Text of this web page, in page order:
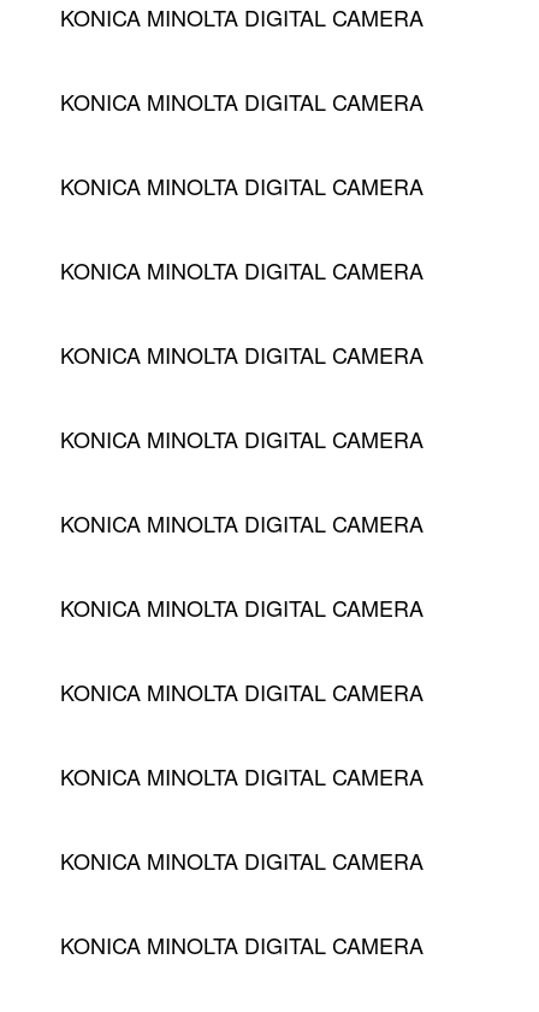
KONICA MINOLTA DIGITAL CAMERA
KONICA MINOLTA DIGITAL CAMERA
KONICA MINOLTA DIGITAL CAMERA
KONICA MINOLTA DIGITAL CAMERA
KONICA MINOLTA DIGITAL CAMERA
KONICA MINOLTA DIGITAL CAMERA
KONICA MINOLTA DIGITAL CAMERA
KONICA MINOLTA DIGITAL CAMERA
KONICA MINOLTA DIGITAL CAMERA
KONICA MINOLTA DIGITAL CAMERA
KONICA MINOLTA DIGITAL CAMERA
KONICA MINOLTA DIGITAL CAMERA